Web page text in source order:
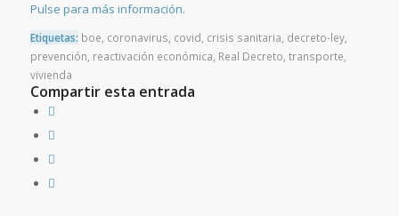
Pulse para más información.
Etiquetas: boe coronavirus covid crisis sanitaria decreto-ley,
prevención reactivación económica Real Decreto transporte
vivienda
Compartir esta entrada